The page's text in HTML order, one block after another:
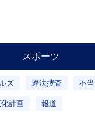
スポーツ
ズ 違法捜査 不
計画 報道